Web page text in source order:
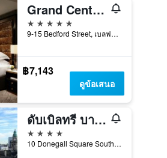
Grand Central Hotel Belfast
5 ดาว
9-15 Bedford Street, เบลฟาส, สหราชอาณาจักร
฿7,143
ดูข้อเสนอ
ดับเบิลทรี บาย ฮิลตัน เบลฟาสต์ ซิตี้ เท็น สแควร์
4 ดาว
10 Donegall Square South, เบลฟาส, สหราชอาณาจักร